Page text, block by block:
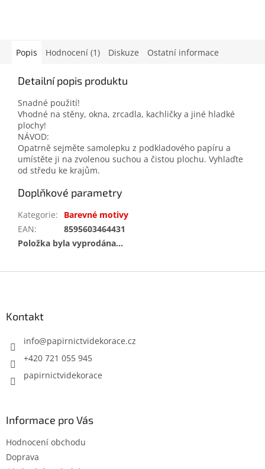
Popis Hodnocení (1) Diskuze Ostatní informace
Detailní popis produktu
Snadné použití!
Vhodné na stěny, okna, zrcadla, kachličky a jiné hladké
plochy!
NÁVOD:
Opatrně sejměte samolepku z podkladového papíru a
umístěte ji na zvolenou suchou a čistou plochu. Vyhlaďte
od středu ke krajům.
Doplňkové parametry
Kategorie:
Barevné motivy
EAN:
8595603464431
Položka byla vyprodána…
Kontakt
info@papirnictvidekorace.cz
+420 721 055 945
papirnictvidekorace
Informace pro Vás
Hodnocení obchodu
Doprava